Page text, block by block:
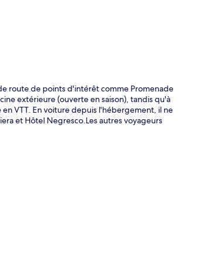
route de points d'intérêt comme Promenade
extérieure (ouverte en saison), tandis qu'à
VTT. En voiture depuis l'hébergement, il ne
et Hôtel Negresco.Les autres voyageurs